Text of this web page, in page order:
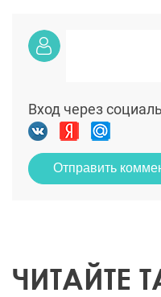
Вход через
Отправить
ЧИТАЙТЕ